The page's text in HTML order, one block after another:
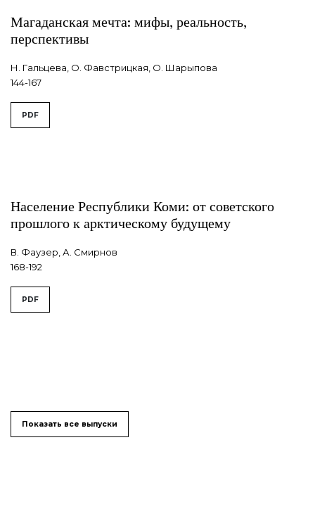
Магаданская мечта: мифы, реальность,
перспективы
Н. Гальцева, О. Фавстрицкая, О. Шарыпова
144-167
PDF
Население Республики Коми: от советского
прошлого к арктическому будущему
В. Фаузер, А. Смирнов
168-192
PDF
Показать все выпуски